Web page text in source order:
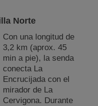
Norte
Con una longitud de
3,2 km (aprox. 45
min a pie), la senda
conecta La
Encrucijada con el
mirador de La
Cervigona. Durante